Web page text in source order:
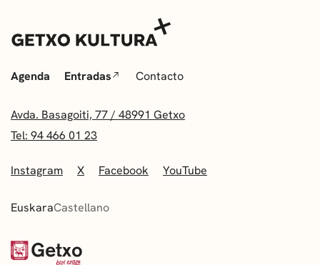
Agenda Entradas Contacto
Avda. Basagoiti, 77 / 48991 Getxo
Tel: 94 466 01 23
Instagram X Facebook YouTube
EuskaraCastellano